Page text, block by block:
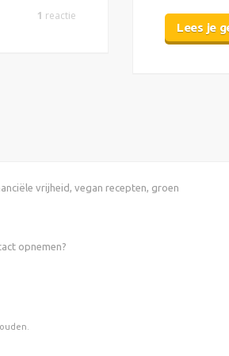
1 reactie
Lees je
vrijheid, vegan recepten, groen
opnemen?